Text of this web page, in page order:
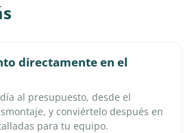
directamente en el
al presupuesto, desde el
y conviértelo después en
para tu equipo.